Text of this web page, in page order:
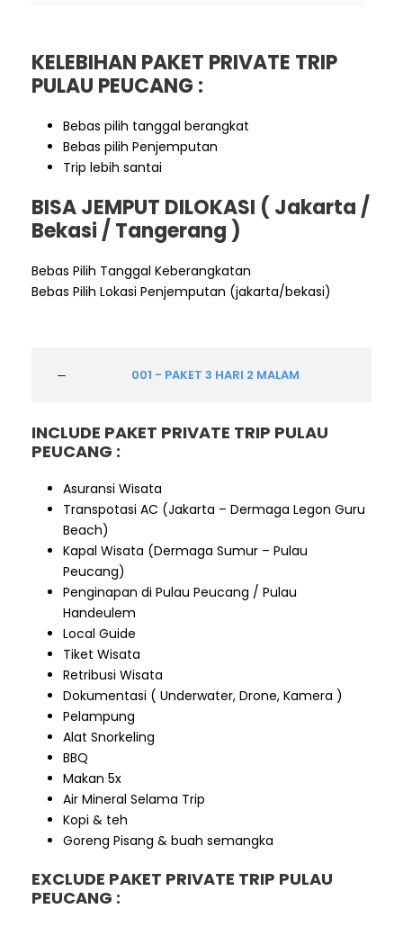
KELEBIHAN PAKET PRIVATE TRIP
PULAU PEUCANG :
Bebas pilih tanggal berangkat
Bebas pilih Penjemputan
Trip lebih santai
BISA JEMPUT DILOKASI ( Jakarta /
Bekasi / Tangerang )
Bebas Pilih Tanggal Keberangkatan
Bebas Pilih Lokasi Penjemputan (jakarta/bekasi)
001 - PAKET 3 HARI 2 MALAM
INCLUDE PAKET PRIVATE TRIP PULAU
PEUCANG :
Asuransi Wisata
Transpotasi AC (Jakarta – Dermaga Legon Guru
Beach)
Kapal Wisata (Dermaga Sumur – Pulau
Peucang)
Penginapan di Pulau Peucang / Pulau
Handeulem
Local Guide
Tiket Wisata
Retribusi Wisata
Dokumentasi ( Underwater, Drone, Kamera )
Pelampung
Alat Snorkeling
BBQ
Makan 5x
Air Mineral Selama Trip
Kopi & teh
Goreng Pisang & buah semangka
EXCLUDE PAKET PRIVATE TRIP PULAU
PEUCANG :